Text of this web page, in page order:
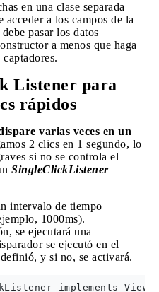
en una clase separada
acceder a los campos de la
pasar los datos
a menos que haga
Listener para
rápidos
varias veces en un
2 clics en 1 segundo, lo
si no se controla el
SingleClickListener
intervalo de tiempo
1000ms).
se ejecutará una
se ejecutó en el
y si no, se activará.
implements